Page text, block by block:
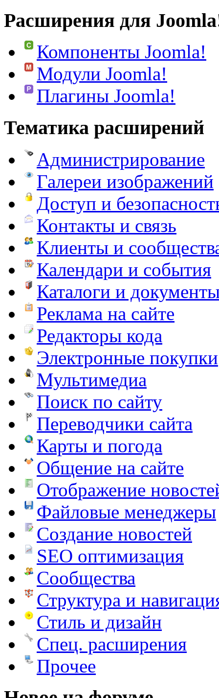
Расширения для
Компоненты Joomla!
Модули Joomla!
Плагины Joomla!
Тематика расширений
Администрирование
Галереи изображений
Доступ и
Контакты и связь
Клиенты и
Календари и события
Каталоги и
Реклама на сайте
Редакторы кода
Электронные покупки
Мультимедиа
Поиск по сайту
Переводчики сайта
Карты и погода
Общение на сайте
Отображение
Файловые менеджеры
Создание новостей
SEO оптимизация
Сообщества
Структура и
Стиль и дизайн
Спец. расширения
Прочее